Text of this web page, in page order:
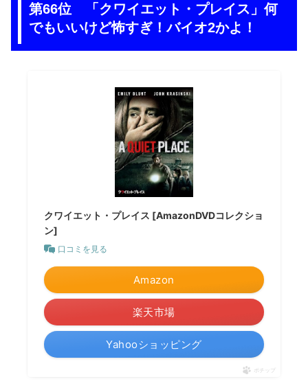
第66位 「クワイエット・プレイス」何
でもいいけど怖すぎ！バイオ2かよ！
クワイエット・プレイス [AmazonDVDコレクショ
ン]
口コミを見る
Amazon
楽天市場
Yahooショッピング
ポチップ